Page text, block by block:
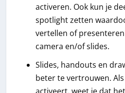
activeren. Ook kun je
spotlight zetten
vertellen of
camera en/of slides.
Slides, handouts en
beter te vertrouwen. Als